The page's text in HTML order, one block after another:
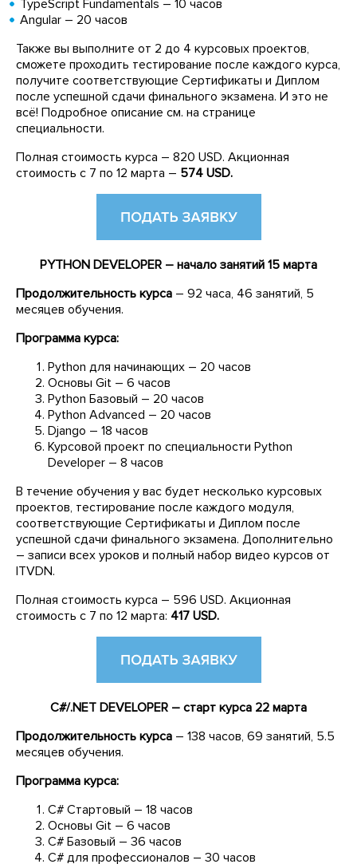
TypeScript Fundamentals – 10 часов
Angular – 20 часов
Также вы выполните от 2 до 4 курсовых проектов,
сможете проходить тестирование после каждого курса,
получите соответствующие Сертификаты и Диплом
после успешной сдачи финального экзамена. И это не
всё! Подробное описание см. на странице
специальности.
Полная стоимость курса – 820 USD. Акционная
стоимость с 7 по 12 марта – 574 USD.
PYTHON DEVELOPER – начало занятий 15 марта
Продолжительность курса – 92 часа, 46 занятий, 5
месяцев обучения.
Программа курса:
Python для начинающих – 20 часов
Основы Git – 6 часов
Python Базовый – 20 часов
Python Advanced – 20 часов
Django – 18 часов
Курсовой проект по специальности Python
Developer – 8 часов
В течение обучения у вас будет несколько курсовых
проектов, тестирование после каждого модуля,
соответствующие Сертификаты и Диплом после
успешной сдачи финального экзамена. Дополнительно
– записи всех уроков и полный набор видео курсов от
ITVDN.
Полная стоимость курса – 596 USD. Акционная
стоимость с 7 по 12 марта: 417 USD.
C#/.NET DEVELOPER – старт курса 22 марта
Продолжительность курса – 138 часов, 69 занятий, 5.5
месяцев обучения.
Программа курса:
C# Стартовый – 18 часов
Основы Git – 6 часов
C# Базовый – 36 часов
C# для профессионалов – 30 часов